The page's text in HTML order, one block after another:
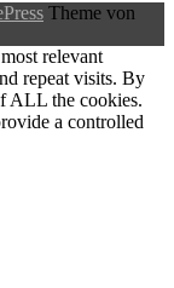
Theme von
relevant
repeat visits. By
ALL the cookies.
a controlled